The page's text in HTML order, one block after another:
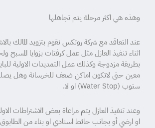
وهذه هي اكثر مرحلة يتم تجاهلها
عند التعاقد مع شركة روتكس نقوم بتزويد المالك
اثناء تنفيذ العازل مثل عمل كرفتات بزوايا المسبح
بطريقة مزدوجة وكذلك عمل التمديدات الاولية
معين حتى لاتكون اماكن ضعف للخرسانة وهل
ستوب (Water Stop) او لا.
وعند تنفيذ العازل يتم مراعاة بعض الاشتراطات
او ارضي أو بجانب حائط اسنادي او بناء من